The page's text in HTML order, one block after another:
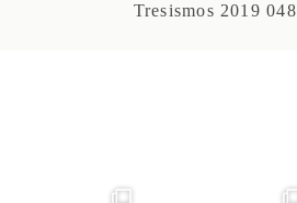
Tresismos 2019 048